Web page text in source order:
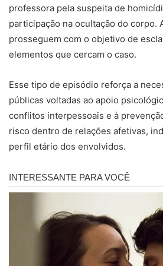
professora pela suspeita de
participação na ocultação do corpo.
prosseguem com o objetivo de
elementos que cercam o caso.
Esse tipo de episódio reforça a
públicas voltadas ao apoio
conflitos interpessoais e à
risco dentro de relações afetivas,
perfil etário dos envolvidos.